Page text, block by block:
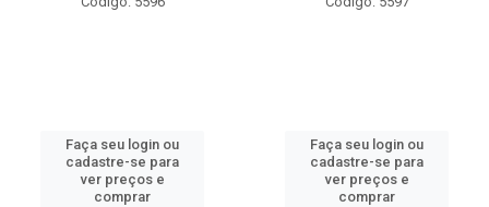
Faça seu login ou
cadastre-se para
ver preços e
comprar
Faça seu login ou
cadastre-se para
ver preços e
comprar